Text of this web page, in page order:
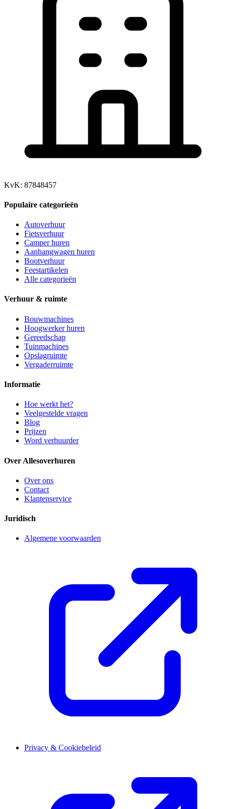
KvK: 87848457
Populaire categorieën
Autoverhuur
Fietsverhuur
Camper huren
Aanhangwagen huren
Bootverhuur
Feestartikelen
Alle categorieën
Verhuur & ruimte
Bouwmachines
Hoogwerker huren
Gereedschap
Tuinmachines
Opslagruimte
Vergaderruimte
Informatie
Hoe werkt het?
Veelgestelde vragen
Blog
Prijzen
Word verhuurder
Over Allesoverhuren
Over ons
Contact
Klantenservice
Juridisch
Algemene voorwaarden
Privacy & Cookiebeleid